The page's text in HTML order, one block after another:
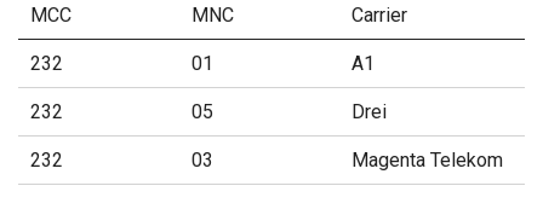
MCC MNC Carrier
232 01 A1
232 05 Drei
232 03 Magenta Telekom